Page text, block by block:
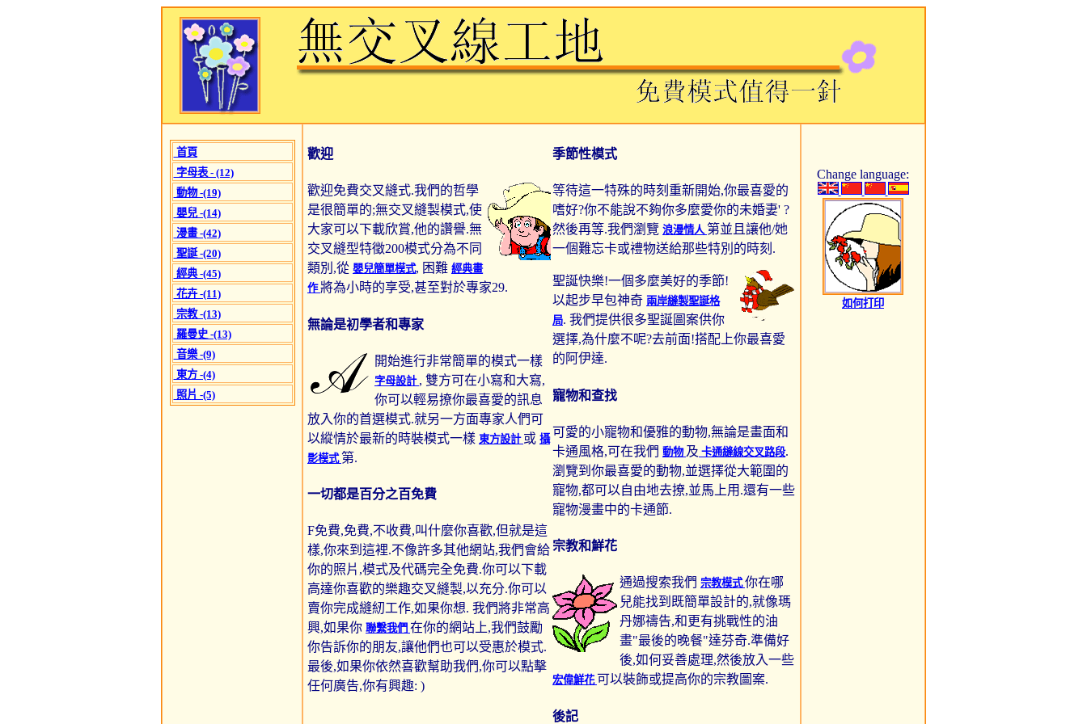
首頁
字母表 - (12)
動物 -(19)
嬰兒 -(14)
漫畫 -(42)
聖誕 -(20)
經典 -(45)
花卉 -(11)
宗教 -(13)
羅曼史 -(13)
音樂 -(9)
東方 -(4)
照片 -(5)
歡迎
歡迎免費交叉縫式.我們的哲學
是很簡單的;無交叉縫製模式,使
大家可以下載欣賞,他的讚譽.無
交叉縫型特徵200模式分為不同
類別,從 嬰兒簡單模式, 困難 經典畫
作將為小時的享受,甚至對於專家29.
無論是初學者和專家
開始進行非常簡單的模式一樣
字母設計 , 雙方可在小寫和大寫,
你可以輕易撩你最喜愛的訊息
放入你的首選模式.就另一方面專家人們可
以縱情於最新的時裝模式一樣 東方設計 或 攝
影模式第.
一切都是百分之百免費
F免費,免費,不收費,叫什麼你喜歡,但就是這
樣,你來到這裡.不像許多其他網站,我們會給
你的照片,模式及代碼完全免費.你可以下載
高達你喜歡的樂趣交叉縫製,以充分.你可以
賣你完成縫紉工作,如果你想. 我們將非常高
興,如果你 聯繫我們 在你的網站上,我們鼓勵
你告訴你的朋友,讓他們也可以受惠於模式.
最後,如果你依然喜歡幫助我們,你可以點擊
任何廣告,你有興趣: )
季節性模式
等待這一特殊的時刻重新開始,你最喜愛的
嗜好?你不能說不夠你多麼愛你的未婚妻' ?
然後再等.我們瀏覽 浪漫情人第並且讓他/她
一個難忘卡或禮物送給那些特別的時刻.
聖誕快樂!一個多麼美好的季節!
以起步早包神奇 兩岸縫製聖誕格
局. 我們提供很多聖誕圖案供你
選擇,為什麼不呢?去前面!搭配上你最喜愛
的阿伊達.
寵物和查找
可愛的小寵物和優雅的動物,無論是畫面和
卡通風格,可在我們 動物 及 卡通縫線交叉路段.
瀏覽到你最喜愛的動物,並選擇從大範圍的
寵物,都可以自由地去撩,並馬上用.還有一些
寵物漫畫中的卡通節.
宗教和鮮花
通過搜索我們 宗教模式你在哪
兒能找到既簡單設計的,就像瑪
丹娜禱告,和更有挑戰性的油
畫"最後的晚餐"達芬奇.準備好
後,如何妥善處理,然後放入一些
宏偉鮮花可以裝飾或提高你的宗教圖案.
後記
Change language:
如何打印